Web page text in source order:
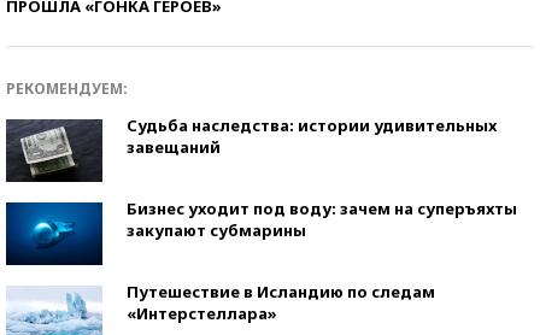
ПРОШЛА «ГОНКА ГЕРОЕВ»
РЕКОМЕНДУЕМ:
Судьба наследства: истории удивительных
завещаний
Бизнес уходит под воду: зачем на суперъяхты
закупают субмарины
Путешествие в Исландию по следам
«Интерстеллара»